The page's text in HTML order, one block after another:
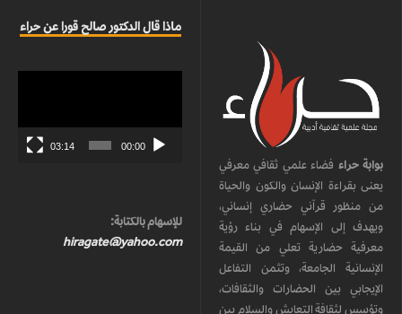
بوابة حراء فضاء علمي ثقافي معرفي
يعنى بقراءة الإنسان والكون والحياة
من منظور قرآني حضاري إنساني،
ويهدف إلى الإسهام في بناء رؤية
معرفية حضارية تعلي من القيمة
الإنسانية الجامعة، وتثمن التفاعل
الإيجابي بين الحضارات والثقافات،
وتؤسس لثقافة التعايش والسلام بين
ماذا قال الدكتور صالح قورا عن حراء
00:00
03:14
للإسهام بالكتابة:
hiragate@yahoo.com